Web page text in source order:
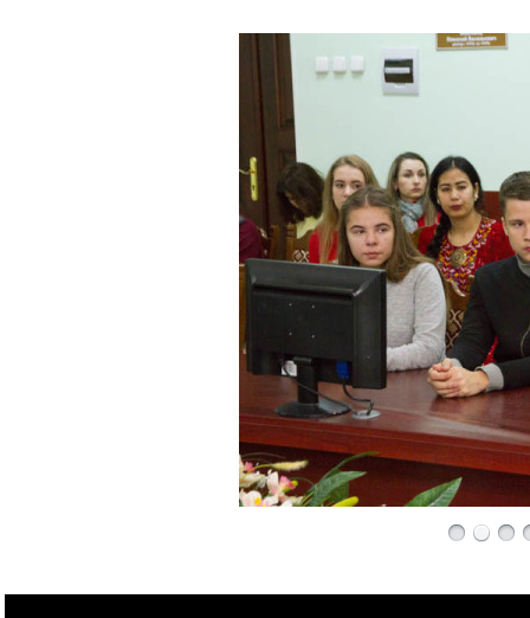
В работе профильного лагеря
средней школы № 7 Волковыска